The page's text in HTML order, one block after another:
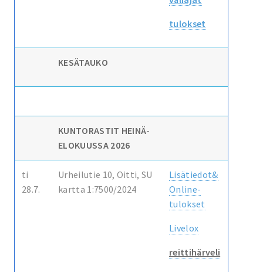
tulokset
KESÄTAUKO
KUNTORASTIT HEINÄ-
ELOKUUSSA 2026
ti
28.7.
Urheilutie 10, Oitti, SU
kartta 1:7500/2024
Lisätiedot&
Online-
tulokset
Livelox
reittihärveli